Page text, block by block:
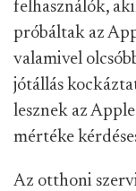
felhasználók,
próbáltak az
valamivel
jótállás
lesznek az
mértéke
Az otthoni